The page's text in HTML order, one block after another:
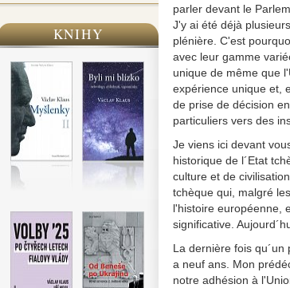
KNIHY
parler devant le
J'y ai été déjà
plénière. C'est
avec leur gamme
unique de même que
expérience unique et,
de prise de décision
particuliers vers des
Je viens ici devant
historique de l´Etat
culture et de
tchèque qui, malgré
l'histoire européenne,
significative.
La dernière fois
a neuf ans. Mon
notre adhésion à